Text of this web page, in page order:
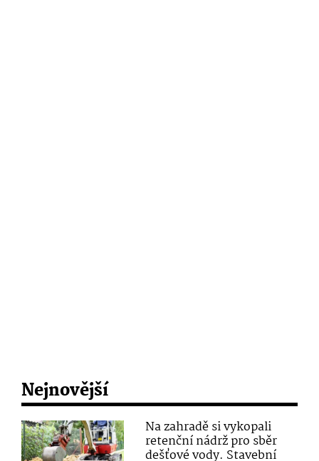
Nejnovější
Na zahradě si vykopali
retenční nádrž pro sběr
dešťové vody. Stavební